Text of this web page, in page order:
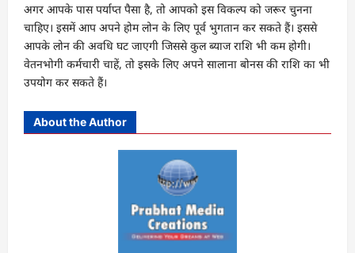
अगर आपके पास पर्याप्त पैसा है, तो आपको इस विकल्प को जरूर चुनना
चाहिए। इसमें आप अपने होम लोन के लिए पूर्व भुगतान कर सकते हैं। इससे
आपके लोन की अवधि घट जाएगी जिससे कुल ब्याज राशि भी कम होगी।
वेतनभोगी कर्मचारी चाहें, तो इसके लिए अपने सालाना बोनस की राशि का भी
उपयोग कर सकते हैं।
About the Author